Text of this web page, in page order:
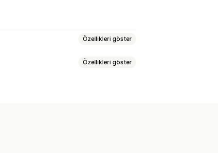
Özellikleri göster
Özellikleri göster